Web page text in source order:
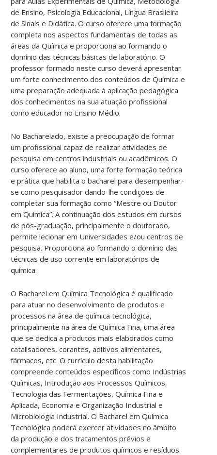
de Ensino, Psicologia Educacional, Língua Brasileira
de Sinais e Didática. O curso oferece uma formação
completa nos aspectos fundamentais de todas as
áreas da Química e proporciona ao formando o
domínio das técnicas básicas de laboratório. O
professor formado neste curso deverá apresentar
um forte conhecimento dos conteúdos de Química e
uma preparação adequada à aplicação pedagógica
dos conhecimentos na sua atuação profissional
como educador no Ensino Médio.
No Bacharelado, existe a preocupação de formar
um profissional capaz de realizar atividades de
pesquisa em centros industriais ou acadêmicos. O
curso oferece ao aluno, uma forte formação teórica
e prática que habilita o bacharel para desempenhar-
se como pesquisador dando-lhe condições de
completar sua formação como “Mestre ou Doutor
em Química”. A continuação dos estudos em cursos
de pós-graduação, principalmente o doutorado,
permite lecionar em Universidades e/ou centros de
pesquisa. Proporciona ao formando o domínio das
técnicas de uso corrente em laboratórios de
química.
O Bacharel em Química Tecnológica é qualificado
para atuar no desenvolvimento de produtos e
processos na área de química tecnológica,
principalmente na área de Química Fina, uma área
que se dedica a produtos mais elaborados como
catalisadores, corantes, aditivos alimentares,
fármacos, etc. O currículo desta habilitação
compreende conteúdos específicos como Indústrias
Químicas, Introdução aos Processos Químicos,
Tecnologia das Fermentações, Química Fina e
Aplicada, Economia e Organização Industrial e
Microbiologia Industrial. O Bacharel em Química
Tecnológica poderá exercer atividades no âmbito
da produção e dos tratamentos prévios e
complementares de produtos químicos e resíduos.